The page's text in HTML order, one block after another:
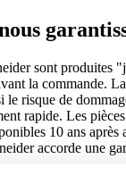
sont produites
la commande.
le risque de
rapide. Les
10 ans après
accorde une